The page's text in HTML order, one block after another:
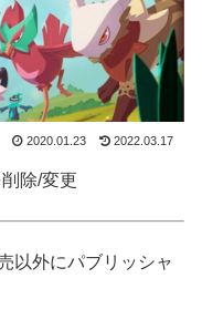
2020.01.23 2022.03.17
除/変更
以外にパブリッシャ